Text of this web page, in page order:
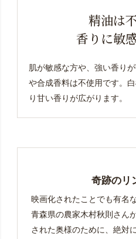
精油は
香りに敏
肌が敏感な方や、強い香り
や合成香料は不使用です。
り甘い香りが広がります。
奇跡のリ
映画化されたことでも有名
青森県の農家木村秋則さん
された奥様のために、絶対